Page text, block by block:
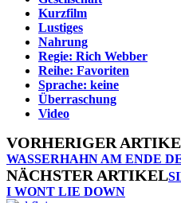
Kurzfilm
Lustiges
Nahrung
Regie: Rich Webber
Reihe: Favoriten
Sprache: keine
Überraschung
Video
VORHERIGER
WASSERHAHN AM ENDE
NÄCHSTER ARTIKEL
I WONT LIE DOWN